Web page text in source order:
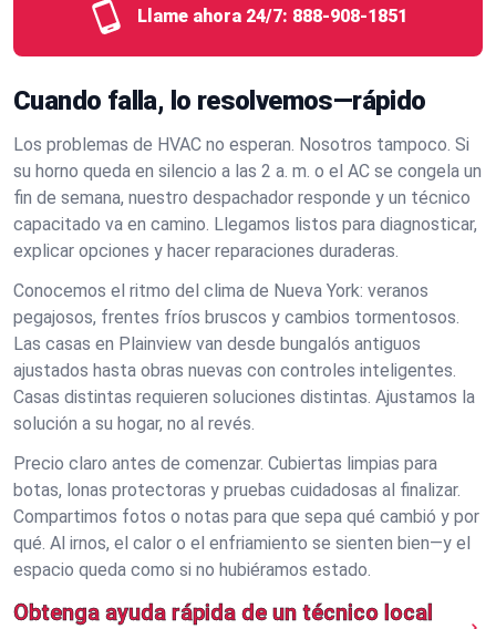
Llame ahora 24/7: 888-908-1851
Cuando falla, lo resolvemos—rápido
Los problemas de HVAC no esperan. Nosotros tampoco. Si
su horno queda en silencio a las 2 a. m. o el AC se congela un
fin de semana, nuestro despachador responde y un técnico
capacitado va en camino. Llegamos listos para diagnosticar,
explicar opciones y hacer reparaciones duraderas.
Conocemos el ritmo del clima de Nueva York: veranos
pegajosos, frentes fríos bruscos y cambios tormentosos.
Las casas en Plainview van desde bungalós antiguos
ajustados hasta obras nuevas con controles inteligentes.
Casas distintas requieren soluciones distintas. Ajustamos la
solución a su hogar, no al revés.
Precio claro antes de comenzar. Cubiertas limpias para
botas, lonas protectoras y pruebas cuidadosas al finalizar.
Compartimos fotos o notas para que sepa qué cambió y por
qué. Al irnos, el calor o el enfriamiento se sienten bien—y el
espacio queda como si no hubiéramos estado.
Obtenga ayuda rápida de un técnico local